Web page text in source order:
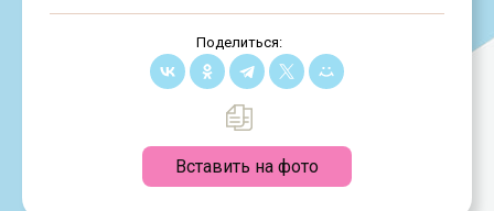
Поделиться:
Вставить на фото